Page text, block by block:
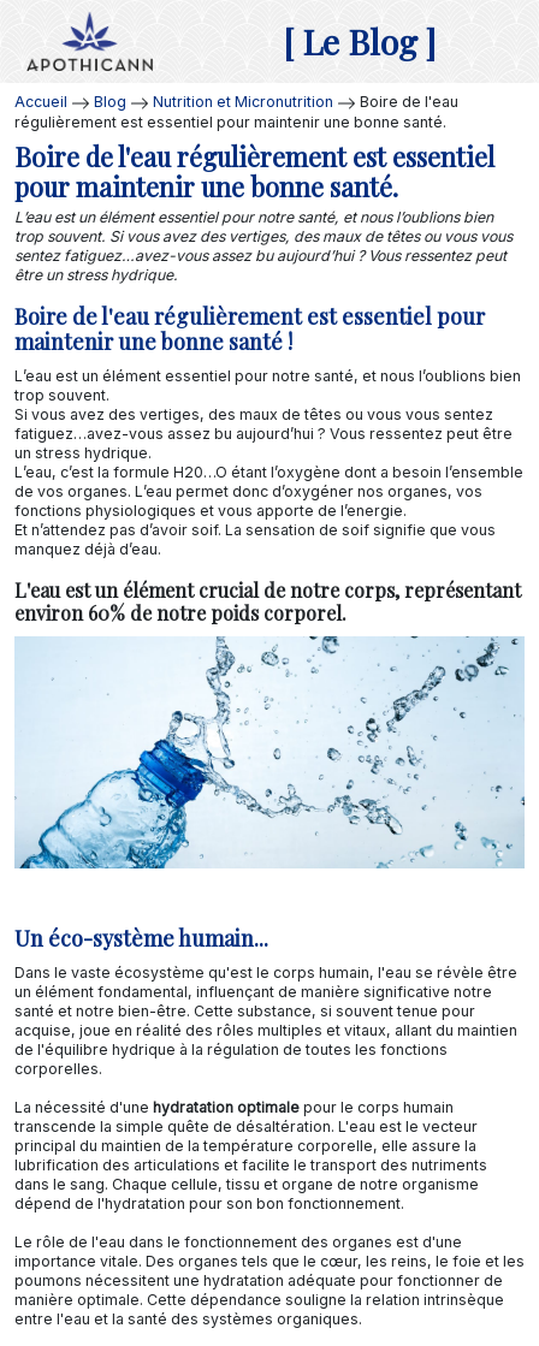
[ Le Blog ]
Accueil Blog Nutrition et Micronutrition
Boire de l'eau
régulièrement est essentiel pour maintenir une bonne santé.
Boire de l'eau régulièrement est essentiel
pour maintenir une bonne santé.
L’eau est un élément essentiel pour notre santé, et nous l’oublions bien
trop souvent. Si vous avez des vertiges, des maux de têtes ou vous vous
sentez fatiguez…avez-vous assez bu aujourd’hui ? Vous ressentez peut
être un stress hydrique.
Boire de l'eau régulièrement est essentiel pour
maintenir une bonne santé !
L’eau est un élément essentiel pour notre santé, et nous l’oublions bien
trop souvent.
Si vous avez des vertiges, des maux de têtes ou vous vous sentez
fatiguez…avez-vous assez bu aujourd’hui ? Vous ressentez peut être
un stress hydrique.
L’eau, c’est la formule H20…O étant l’oxygène dont a besoin l’ensemble
de vos organes. L’eau permet donc d’oxygéner nos organes, vos
fonctions physiologiques et vous apporte de l’energie.
Et n’attendez pas d’avoir soif. La sensation de soif signifie que vous
manquez déjà d’eau.
L'eau est un élément crucial de notre corps, représentant
environ 60% de notre poids corporel.
Un éco-système humain...
Dans le vaste écosystème qu'est le corps humain, l'eau se révèle être
un élément fondamental, influençant de manière significative notre
santé et notre bien-être. Cette substance, si souvent tenue pour
acquise, joue en réalité des rôles multiples et vitaux, allant du maintien
de l'équilibre hydrique à la régulation de toutes les fonctions
corporelles.
La nécessité d'une hydratation optimale pour le corps humain
transcende la simple quête de désaltération. L'eau est le vecteur
principal du maintien de la température corporelle, elle assure la
lubrification des articulations et facilite le transport des nutriments
dans le sang. Chaque cellule, tissu et organe de notre organisme
dépend de l'hydratation pour son bon fonctionnement.
Le rôle de l'eau dans le fonctionnement des organes est d'une
importance vitale. Des organes tels que le cœur, les reins, le foie et les
poumons nécessitent une hydratation adéquate pour fonctionner de
manière optimale. Cette dépendance souligne la relation intrinsèque
entre l'eau et la santé des systèmes organiques.